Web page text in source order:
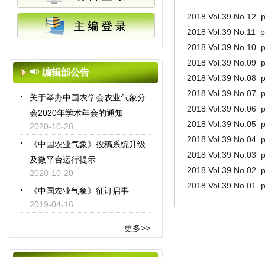
编辑部公告
关于期刊网站开放时间临时调整
的公告
关于春节假期网站关闭的公告
2021-02-09
关于举办中国农学会农业气象分
会2020年学术年会的通知
《中国农业气象》投稿系统升级
及微平台运行提示
《中国农业气象》征订启事
期刊学术影响力前25%期刊更多>>
2018 Vol.39 No.12
2018 Vol.39 No.11
2018 Vol.39 No.10
2018 Vol.39 No.09
2018 Vol.39 No.08
2018 Vol.39 No.07
2018 Vol.39 No.06
2018 Vol.39 No.05
2018 Vol.39 No.04
2018 Vol.39 No.03
2018 Vol.39 No.02
2018 Vol.39 No.01